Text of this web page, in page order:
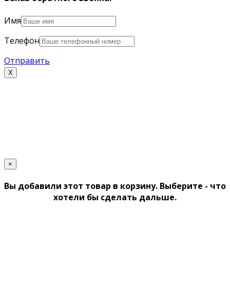
Имя
Телефон
Отправить
Х
×
Вы добавили этот товар в корзину. Выберите - что
хотели бы сделать дальше.